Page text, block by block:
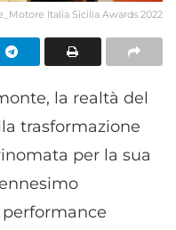
Italia Sicilia Awards 2022
la realtà del
trasformazione
per la sua